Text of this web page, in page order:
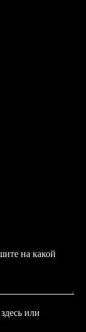
на какой
или